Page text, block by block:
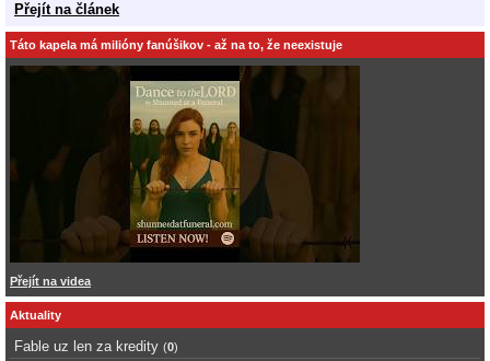
Přejít na článek
Táto kapela má milióny fanúšikov - až na to, že neexistuje
Přejít na videa
Aktuality
Fable uz len za kredity (0)